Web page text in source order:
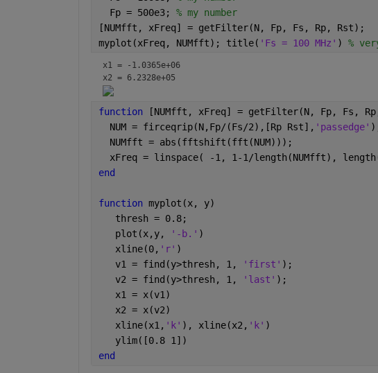
  Fp = 500e3;
% my number
[NUMfft, xFreq] = getFilter(N, Fp, Fs, Rp, Rst);
myplot(xFreq, NUMfft); title( 'Fs = 100 MHz' ) %
x1 = -1.0365e+06
x2 = 6.2328e+05
function
[NUMfft, xFreq] = getFilter(N, Fp, Fs,
  NUM = firceqrip(N,Fp/(Fs/2),[Rp Rst],
'passedge'
  NUMfft = abs(fftshift(fft(NUM)));
xFreq = linspace( -1, 1-1/length(NUMfft),
end
function myplot(x, y)
   thresh = 0.8;
   plot(x,y,
'-b.' )
   xline(0,
'r' )
   v1 = find(y>thresh, 1,
'first' );
   v2 = find(y>thresh, 1,
'last' );
   x1 = x(v1)
   x2 = x(v2)
   xline(x1,
'k' ), xline(x2, 'k' )
   ylim([0.8 1])
end